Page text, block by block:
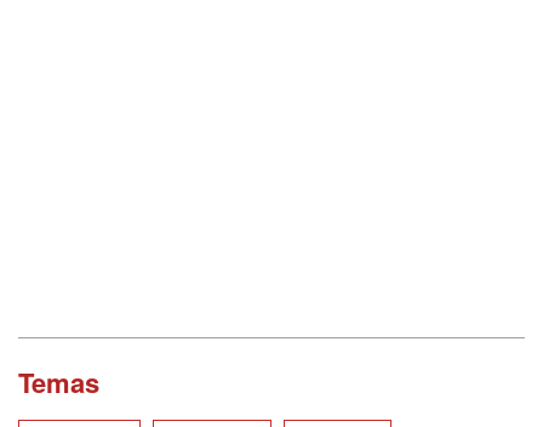
Temas